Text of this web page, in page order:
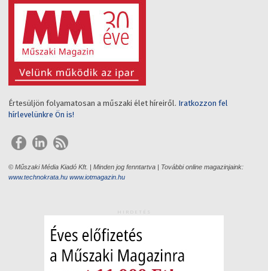
Értesüljön folyamatosan a műszaki élet híreiről. Iratkozzon fel
hírlevelünkre Ön is!
© Műszaki Média Kiadó Kft. | Minden jog fenntartva | További online magazinjaink:
www.technokrata.hu www.iotmagazin.hu
HIRDETÉS